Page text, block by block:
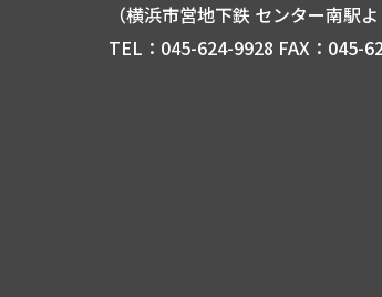
（横浜市営地下鉄 センター南駅よ
TEL：045-624-9928 FAX：045-